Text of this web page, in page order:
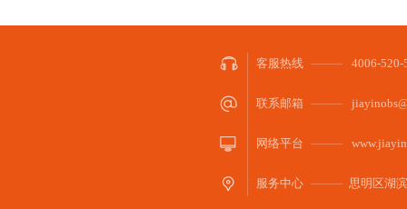
客服热线 4006-
联系邮箱
网络平台
服务中心 思明区湖